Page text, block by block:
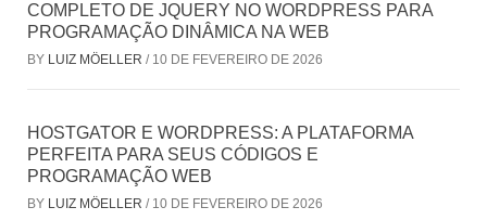
COMPLETO DE JQUERY NO WORDPRESS PARA
PROGRAMAÇÃO DINÂMICA NA WEB
BY LUIZ MÖELLER / 10 DE FEVEREIRO DE 2026
HOSTGATOR E WORDPRESS: A PLATAFORMA
PERFEITA PARA SEUS CÓDIGOS E
PROGRAMAÇÃO WEB
BY LUIZ MÖELLER / 10 DE FEVEREIRO DE 2026